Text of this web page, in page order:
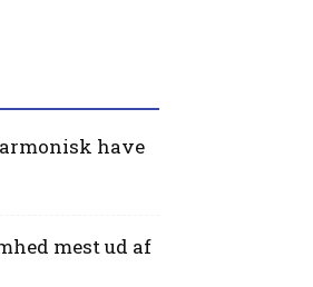
have
mest ud af